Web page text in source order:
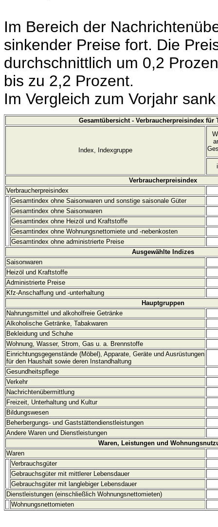
Im Bereich der
sinkender Preise fort. Die
durchschnittlich um 0,2
bis zu 2,2 Prozent.
Im Vergleich zum Vorjahr
Gesamtübersicht - Verbraucherpreisindex für
Index, Indexgruppe
Verbraucherpreisindex
Verbraucherpreisindex
Gesamtindex ohne Saisonwaren und sonstige saisonale Güter
Gesamtindex ohne Saisonwaren
Gesamtindex ohne Heizöl und Kraftstoffe
Gesamtindex ohne Wohnungsnettomiete und -nebenkosten
Gesamtindex ohne administrierte Preise
Ausgewählte Indizes
Saisonwaren
Heizöl und Kraftstoffe
Administrierte Preise
Kfz-Anschaffung und -unterhaltung
Hauptgruppen
Nahrungsmittel und alkoholfreie Getränke
Alkoholische Getränke, Tabakwaren
Bekleidung und Schuhe
Wohnung, Wasser, Strom, Gas u. a. Brennstoffe
Einrichtungsgegenstände (Möbel), Apparate, Geräte und Ausrüstungen
für den Haushalt sowie deren Instandhaltung
Gesundheitspflege
Verkehr
Nachrichtenübermittlung
Freizeit, Unterhaltung und Kultur
Bildungswesen
Beherbergungs- und Gaststättendienstleistungen
Andere Waren und Dienstleistungen
Waren, Leistungen und
Waren
Verbrauchsgüter
Gebrauchsgüter mit mittlerer Lebensdauer
Gebrauchsgüter mit langlebiger Lebensdauer
Dienstleistungen (einschließlich Wohnungsnettomieten)
Wohnungsnettomieten